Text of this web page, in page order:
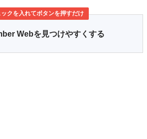
クを入れてボタンを押すだけ
Webを見つけやすくする